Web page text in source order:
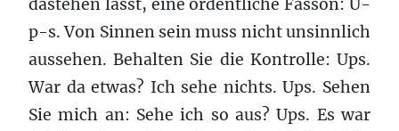
dastehen lässt, eine ordentliche Fasson: U-
p-s. Von Sin­nen sein muss nicht unsinnlich
ausse­hen. Behal­ten Sie die Kontrolle: Ups.
War da etwas? Ich sehe nichts. Ups. Sehen
Sie mich an: Sehe ich so aus? Ups. Es war